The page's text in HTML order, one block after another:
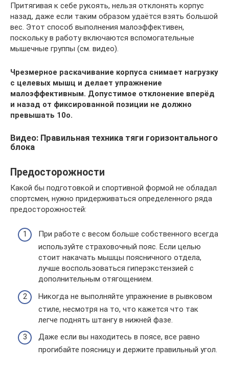
Притягивая к себе рукоять, нельзя отклонять корпус
назад, даже если таким образом удаётся взять большой
вес. Этот способ выполнения малоэффективен,
поскольку в работу включаются вспомогательные
мышечные группы (см. видео).
Чрезмерное раскачивание корпуса снимает нагрузку
с целевых мышц и делает упражнение
малоэффективным. Допустимое отклонение вперёд
и назад от фиксированной позиции не должно
превышать 10о.
Видео: Правильная техника тяги горизонтального
блока
Предосторожности
Какой бы подготовкой и спортивной формой не обладал
спортсмен, нужно придерживаться определенного ряда
предосторожностей:
При работе с весом больше собственного всегда
используйте страховочный пояс. Если целью
стоит накачать мышцы поясничного отдела,
лучше воспользоваться гиперэкстензией с
дополнительным отягощением.
Никогда не выполняйте упражнение в рывковом
стиле, несмотря на то, что кажется что так
легче поднять штангу в нижней фазе.
Даже если вы находитесь в поясе, все равно
прогибайте поясницу и держите правильный угол.